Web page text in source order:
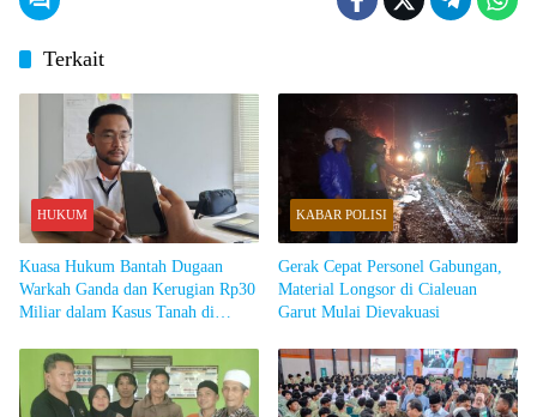
Terkait
HUKUM
Kuasa Hukum Bantah Dugaan
Warkah Ganda dan Kerugian Rp30
Miliar dalam Kasus Tanah di
KABAR POLISI
Gerak Cepat Personel Gabungan,
Material Longsor di Cialeuan
Garut Mulai Dievakuasi